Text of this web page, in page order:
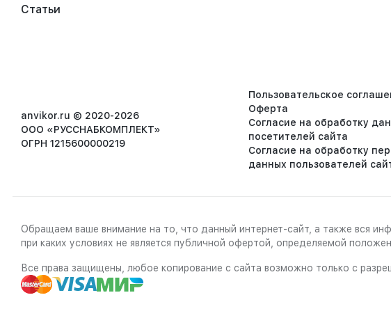
Статьи
anvikor.ru © 2020-2026
ООО «РУССНАБКОМПЛЕКТ»
ОГРН 1215600000219
Пользовательское
Оферта
Согласие на обработку
посетителей сайта
Согласие на обработку
данных пользователей
Обращаем ваше внимание на то, что данный интернет-сайт, а также вся
при каких условиях не является публичной офертой, определяемой
Все права защищены, любое копирование с сайта возможно только с